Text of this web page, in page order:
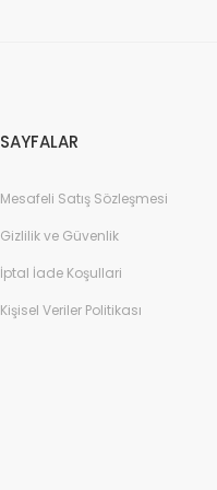
SAYFALAR
Mesafeli Satış Sözleşmesi
Gizlilik ve Güvenlik
İptal İade Koşullari
Kişisel Veriler Politikası